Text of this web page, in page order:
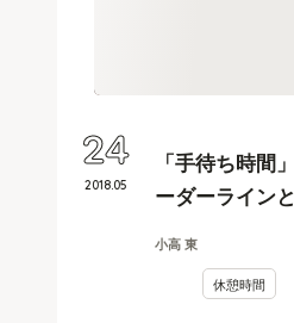
「手待ち時間
ーダーライン
小高 東
休憩時間
2018.05
24